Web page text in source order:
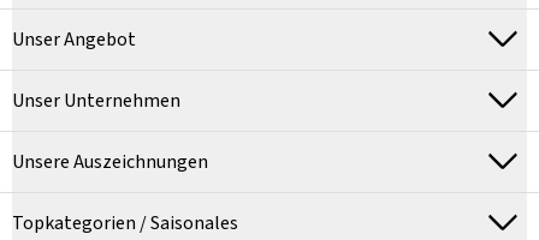
Unser Angebot
Unser Unternehmen
Unsere Auszeichnungen
Topkategorien / Saisonales